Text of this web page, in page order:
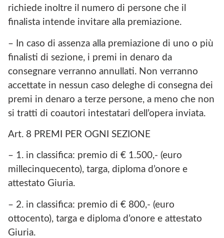
richiede inoltre il numero di persone che il
finalista intende invitare alla premiazione.
– In caso di assenza alla premiazione di uno o più
finalisti di sezione, i premi in denaro da
consegnare verranno annullati. Non verranno
accettate in nessun caso deleghe di consegna dei
premi in denaro a terze persone, a meno che non
si tratti di coautori intestatari dell’opera inviata.
Art. 8 PREMI PER OGNI SEZIONE
– 1. in classifica: premio di € 1.500,- (euro
millecinquecento), targa, diploma d’onore e
attestato Giuria.
– 2. in classifica: premio di € 800,- (euro
ottocento), targa e diploma d’onore e attestato
Giuria.